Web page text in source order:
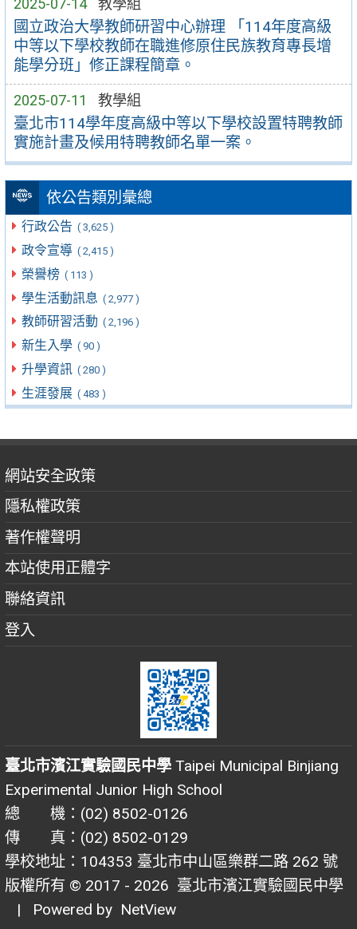
2025-07-14 教學組
國立政治大學教師研習中心辦理 「114年度高級
中等以下學校教師在職進修原住民族教育專長增
能學分班」修正課程簡章。
2025-07-11 教學組
臺北市114學年度高級中等以下學校設置特聘教師
實施計畫及候用特聘教師名單一案。
依公告類別彙總
行政公告 ( 3,625 )
政令宣導 ( 2,415 )
榮譽榜 ( 113 )
學生活動訊息 ( 2,977 )
教師研習活動 ( 2,196 )
新生入學 ( 90 )
升學資訊 ( 280 )
生涯發展 ( 483 )
網站安全政策
隱私權政策
著作權聲明
本站使用正體字
聯絡資訊
登入
臺北市濱江實驗國民中學 Taipei Municipal Binjiang
Experimental Junior High School
總 機：(02) 8502-0126
傳 真：(02) 8502-0129
學校地址：104353 臺北市中山區樂群二路 262 號
版權所有 © 2017 - 2026 臺北市濱江實驗國民中學
| Powered by NetView